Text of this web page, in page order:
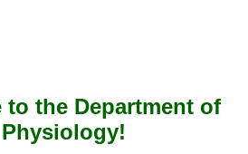
to the Department of
Physiology!